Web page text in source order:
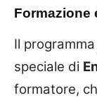
Formazione
Il
speciale di
formatore,